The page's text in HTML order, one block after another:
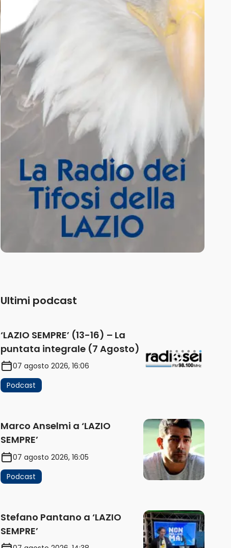
Ultimi podcast
‘LAZIO SEMPRE’ (13-16) – La
puntata integrale (7 Agosto)
07 agosto 2026, 16:06
Podcast
Marco Anselmi a ‘LAZIO
SEMPRE’
07 agosto 2026, 16:05
Podcast
Stefano Pantano a ‘LAZIO
SEMPRE’